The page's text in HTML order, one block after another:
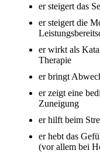
er steigert das
er steigert die
er wirkt als
Therapie
er bringt
er zeigt eine
Zuneigung
er hilft beim
er hebt das
(vor allem bei